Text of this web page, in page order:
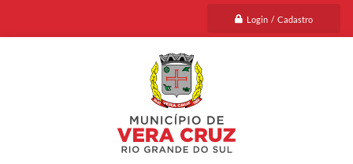
Login / Cadastro